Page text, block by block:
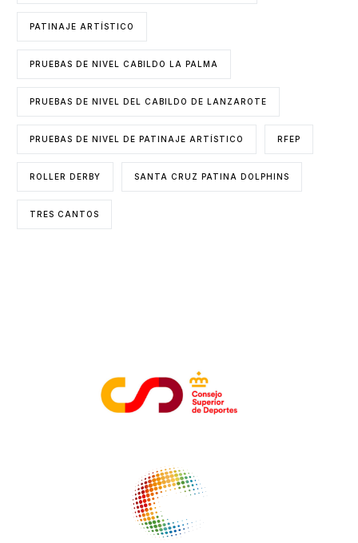
PATINAJE ARTÍSTICO
PRUEBAS DE NIVEL CABILDO LA PALMA
PRUEBAS DE NIVEL DEL CABILDO DE LANZAROTE
PRUEBAS DE NIVEL DE PATINAJE ARTÍSTICO RFEP
ROLLER DERBY SANTA CRUZ PATINA DOLPHINS
TRES CANTOS